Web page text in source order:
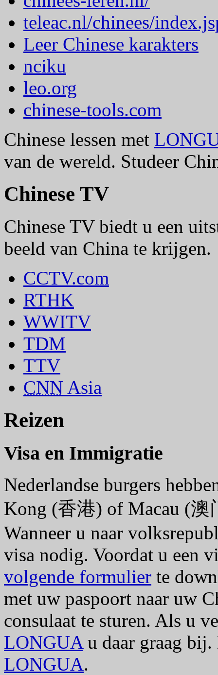
teleac.nl/chinees/
Leer Chinese karakters
nciku
leo.org
chinese-tools.com
Chinese lessen met
van de wereld. Studeer
Chinese TV
Chinese TV biedt u een
beeld van China te krijgen.
CCTV.com
RTHK
WWITV
TDM
TTV
CNN Asia
Reizen
Visa en Immigratie
Nederlandse burgers
Kong (香港) of Macau (澳
Wanneer u naar
visa nodig. Voordat u een
volgende formulier te
met uw paspoort naar uw
consulaat te sturen. Als u
LONGUAu daar graag bij.
LONGUA.